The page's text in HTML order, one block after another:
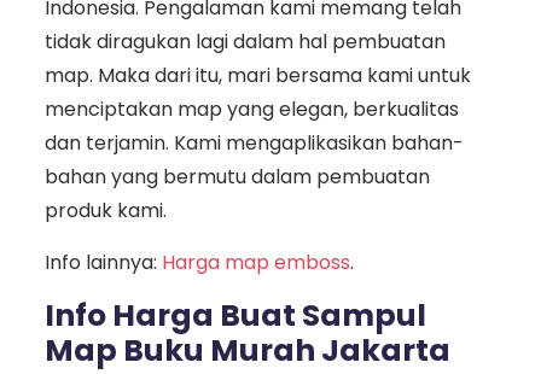
Indonesia. Pengalaman kami memang telah
tidak diragukan lagi dalam hal pembuatan
map. Maka dari itu, mari bersama kami untuk
menciptakan map yang elegan, berkualitas
dan terjamin. Kami mengaplikasikan bahan-
bahan yang bermutu dalam pembuatan
produk kami.
Info lainnya: Harga map emboss.
Info Harga Buat Sampul
Map Buku Murah Jakarta